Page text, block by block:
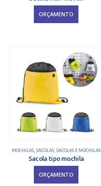
ORÇAMENTO
MOCHILAS SACOLAS SACOLAS E MOCHILAS
Sacola tipo mochila
ORÇAMENTO